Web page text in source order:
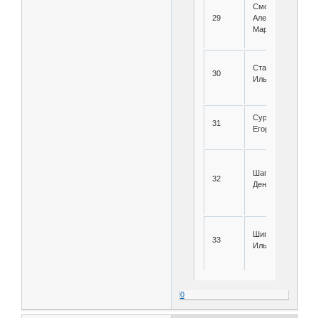
29
Смольников
Александр
Мартынович
30
Стадников Устин
Ильич
31
Сурнин Анатолий
Егорович
32
Шаповалов Петр
Денисович
33
Шипелин Василий
Ильич
0